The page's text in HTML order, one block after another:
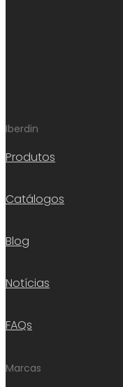
Iberdin
Produtos
Catálogos
Blog
Notícias
FAQs
Marcas